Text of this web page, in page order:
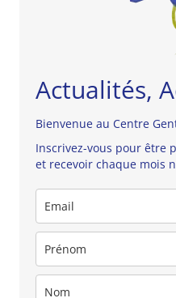
Actualités,
Bienvenue au Centre
Inscrivez-vous pour être
et recevoir chaque mois